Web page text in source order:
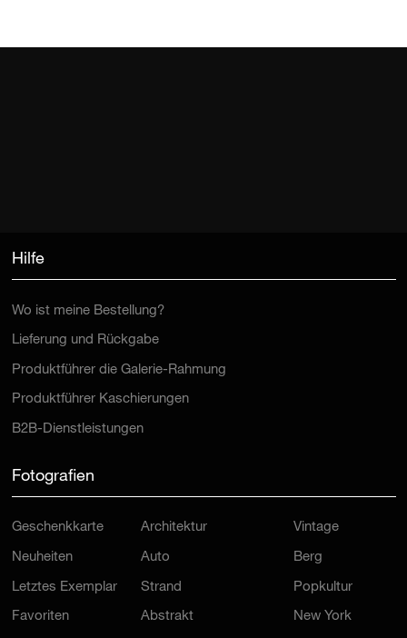
Hilfe
Wo ist meine Bestellung?
Lieferung und Rückgabe
Produktführer die Galerie-Rahmung
Produktführer Kaschierungen
B2B-Dienstleistungen
Fotografien
Geschenkkarte
Neuheiten
Letztes Exemplar
Favoriten
Architektur
Auto
Strand
Abstrakt
Vintage
Berg
Popkultur
New York